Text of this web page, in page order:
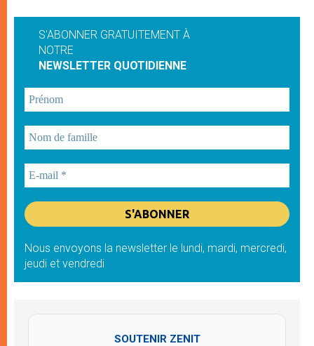
S'ABONNER GRATUITEMENT À
NOTRE
NEWSLETTER QUOTIDIENNE
Nous envoyons la newsletter le lundi, mardi, mercredi,
jeudi et vendredi
SOUTENIR ZENIT